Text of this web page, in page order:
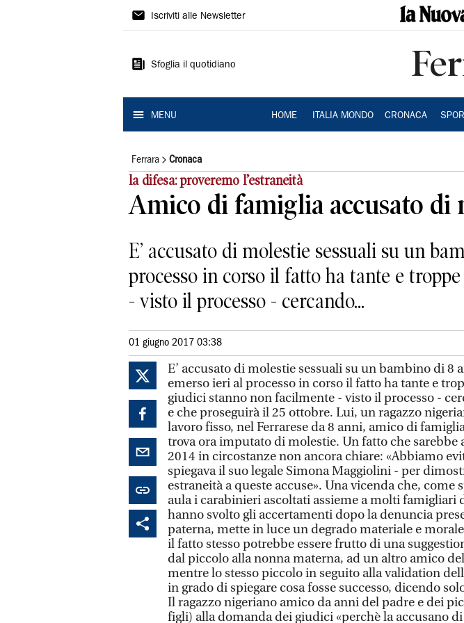
La
Ferrara
Iscriviti alle Newsletter
Sfoglia il quotidiano
MENU HOME ITALIA MONDO CRONACA
Ferrara Cronaca
la difesa: proveremo l’estraneità
Amico di famiglia accusato di
E’ accusato di molestie sessuali su un
processo in corso il fatto ha tante e
- visto il processo - cercando...
01 giugno 2017 03:38
E’ accusato di molestie sessuali su un bambino di 8
emerso ieri al processo in corso il fatto ha tante e
giudici stanno non facilmente - visto il processo -
e che proseguirà il 25 ottobre. Lui, un ragazzo
lavoro fisso, nel Ferrarese da 8 anni, amico di
trova ora imputato di molestie. Un fatto che sarebbe
2014 in circostanze non ancora chiare: «Abbiamo
spiegava il suo legale Simona Maggiolini - per
estraneità a queste accuse». Una vicenda che, come
aula i carabinieri ascoltati assieme a molti famigliari
hanno svolto gli accertamenti dopo la denuncia
paterna, mette in luce un degrado materiale e
il fatto stesso potrebbe essere frutto di una
dal piccolo alla nonna materna, ad un altro amico
mentre lo stesso piccolo in seguito alla validation
in grado di spiegare cosa fosse successo, dicendo
Il ragazzo nigeriano amico da anni del padre e dei
figli) alla domanda dei giudici «perchè la accusano di